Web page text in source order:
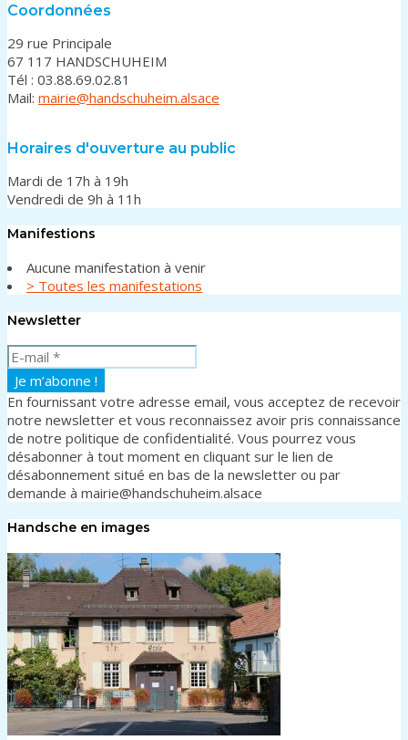
Coordonnées
29 rue Principale
67 117 HANDSCHUHEIM
Tél : 03.88.69.02.81
Mail: mairie@handschuheim.alsace
Horaires d'ouverture au public
Mardi de 17h à 19h
Vendredi de 9h à 11h
Manifestions
Aucune manifestation à venir
> Toutes les manifestations
Newsletter
En fournissant votre adresse email, vous acceptez de recevoir
notre newsletter et vous reconnaissez avoir pris connaissance
de notre politique de confidentialité. Vous pourrez vous
désabonner à tout moment en cliquant sur le lien de
désabonnement situé en bas de la newsletter ou par
demande à mairie@handschuheim.alsace
Handsche en images